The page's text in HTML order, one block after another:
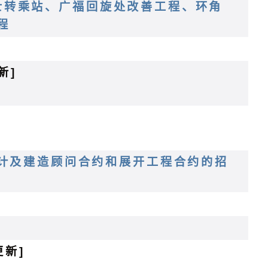
乘站、广福回旋处改善工程、环角
]
及建造顾问合约和展开工程合约的招
新]